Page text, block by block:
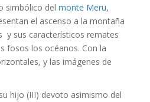
simbólico del monte Meru,
el ascenso a la montaña
y sus característicos remates
fosos los océanos. Con la
y las imágenes de
hijo (III) devoto asimismo del